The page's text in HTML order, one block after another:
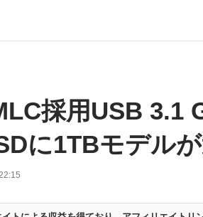
採用USB 3.1
に1TBモデル